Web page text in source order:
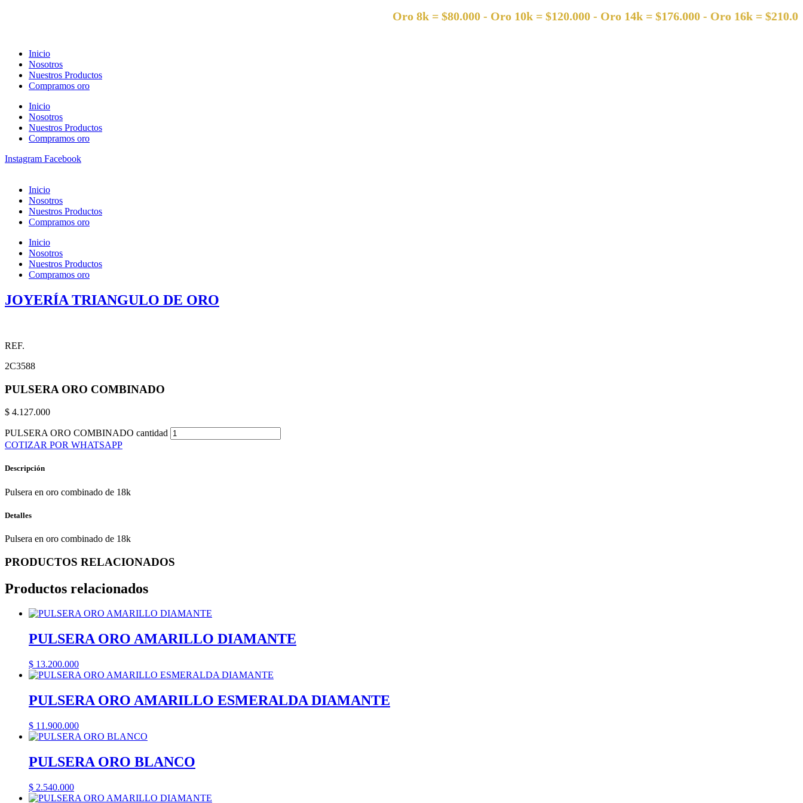
Oro 8k = $80.000 - Oro 10k = $120.000 - Oro 14k = $176.000 - Oro 16k = $210.000 -
Inicio
Nosotros
Nuestros Productos
Compramos oro
Inicio
Nosotros
Nuestros Productos
Compramos oro
Instagram Facebook
Inicio
Nosotros
Nuestros Productos
Compramos oro
Inicio
Nosotros
Nuestros Productos
Compramos oro
JOYERÍA TRIANGULO DE ORO
REF.
2C3588
PULSERA ORO COMBINADO
$ 4.127.000
PULSERA ORO COMBINADO cantidad
COTIZAR POR WHATSAPP
Descripción
Pulsera en oro combinado de 18k
Detalles
Pulsera en oro combinado de 18k
PRODUCTOS RELACIONADOS
Productos relacionados
PULSERA ORO AMARILLO DIAMANTE
$ 13.200.000
PULSERA ORO AMARILLO ESMERALDA DIAMANTE
$ 11.900.000
PULSERA ORO BLANCO
$ 2.540.000